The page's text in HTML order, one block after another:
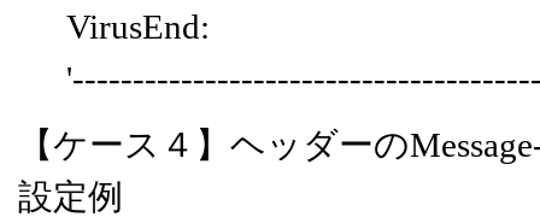
VirusEnd:
【ケース４】ヘッダーの
設定例